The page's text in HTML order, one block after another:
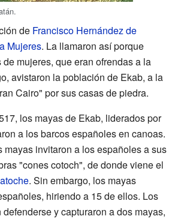
de Francisco Hernández de
Mujeres. La llamaron así porque
mujeres, que eran ofrendas a la
avistaron la población de Ekab, a la
Cairo" por sus casas de piedra.
los mayas de Ekab, liderados por
a los barcos españoles en canoas.
mayas invitaron a los españoles a sus
"cones cotoch", de donde viene el
. Sin embargo, los mayas
hiriendo a 15 de ellos. Los
y capturaron a dos mayas,